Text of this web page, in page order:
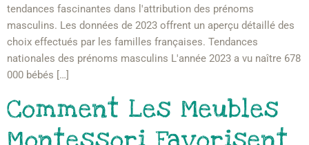
tendances fascinantes dans l'attribution des prénoms
masculins. Les données de 2023 offrent un aperçu détaillé des
choix effectués par les familles françaises. Tendances
nationales des prénoms masculins L'année 2023 a vu naître 678
000 bébés […]
Comment Les Meubles